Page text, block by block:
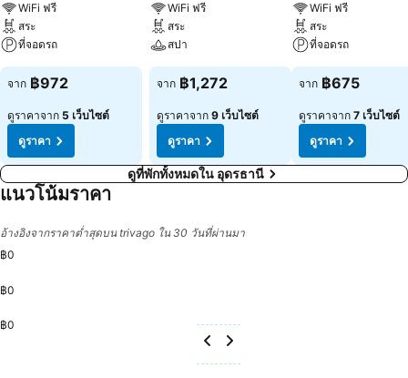
WiFi ฟรี
สระ
ที่จอดรถ
จาก ฿972
ดูราคาจาก 5 เว็บไซต์
ดูราคา
WiFi ฟรี
สระ
สปา
จาก ฿1,272
ดูราคาจาก 9 เว็บไซต์
ดูราคา
WiFi ฟรี
สระ
ที่จอดรถ
จาก ฿675
ดูราคาจาก 7 เว็บไซต์
ดูราคา
ดูที่พักทั้งหมดใน อุดรธานี
แนวโน้มราคา
อ้างอิงจากราคาต่ำสุดบน trivago ใน 30 วันที่ผ่านมา
฿0
฿0
฿0